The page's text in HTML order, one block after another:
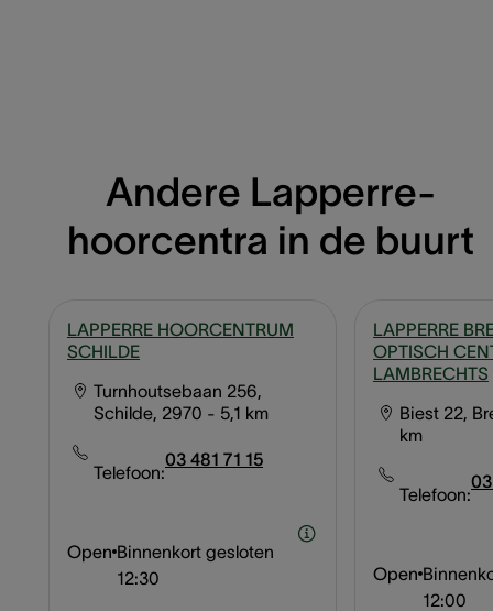
Andere Lapperre-
hoorcentra in de buurt
LAPPERRE HOORCENTRUM
SCHILDE
Turnhoutsebaan 256,
Schilde, 2970 - 5,1 km
Telefoon:
03 481 71 15
Open Binnenkort gesloten
12:30
LAPPERRE
OPTISCH
LAMBRECHTS
Biest 22,
km
Telefoon:
Open
12:00